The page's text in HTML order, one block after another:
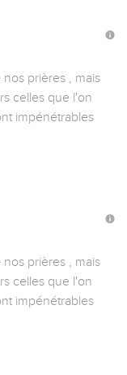
nos prières , mais
celles que l'on
impénétrables
nos prières , mais
celles que l'on
impénétrables